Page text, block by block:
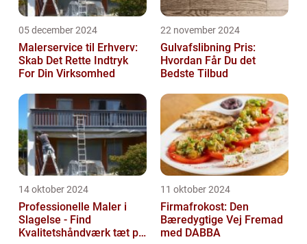
05 december 2024
Malerservice til Erhverv:
Skab Det Rette Indtryk
For Din Virksomhed
22 november 2024
Gulvafslibning Pris:
Hvordan Får Du det
Bedste Tilbud
14 oktober 2024
Professionelle Maler i
Slagelse - Find
Kvalitetshåndværk tæt på
11 oktober 2024
Firmafrokost: Den
Bæredygtige Vej Fremad
med DABBA